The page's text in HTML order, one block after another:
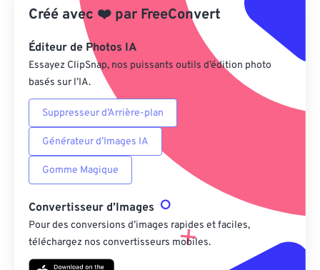
Depuis Google Drive
Depuis OneDrive
Depuis l'URL
Créé avec ❤️ par FreeConvert
Éditeur de Photos IA
Essayez ClipSnap, nos puissants outils d’édition photo
basés sur l’IA.
Suppresseur d’Arrière-plan
Générateur d’Images IA
Gomme Magique
Convertisseur d’Images
Pour des conversions d’images rapides et faciles,
téléchargez nos convertisseurs mobiles.